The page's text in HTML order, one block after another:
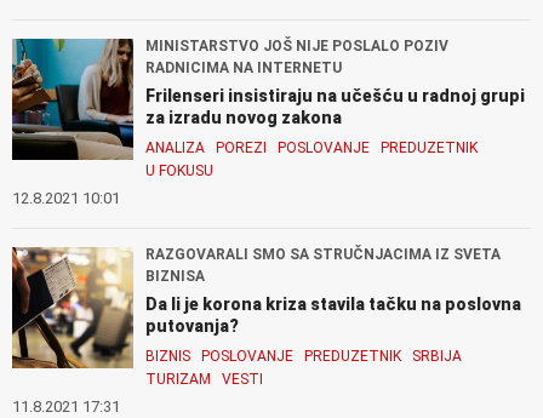
MINISTARSTVO JOŠ NIJE POSLALO POZIV
RADNICIMA NA INTERNETU
Frilenseri insistiraju na učešću u radnoj grupi
za izradu novog zakona
ANALIZA POREZI POSLOVANJE
PREDUZETNIK
U FOKUSU
12.8.2021 10:01
RAZGOVARALI SMO SA STRUČNJACIMA IZ SVETA
BIZNISA
Da li je korona kriza stavila tačku na poslovna
putovanja?
BIZNIS POSLOVANJE PREDUZETNIK
SRBIJA
TURIZAM
VESTI
11.8.2021 17:31